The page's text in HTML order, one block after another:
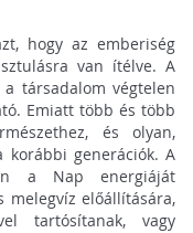
hogy az emberiség
van ítélve. A
társadalom végtelen
Emiatt több és több
és olyan,
generációk. A
a Nap energiáját
melegvíz előállítására,
tartósítanak, vagy